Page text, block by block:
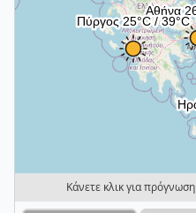
Κάνετε κλικ για πρόγνωση